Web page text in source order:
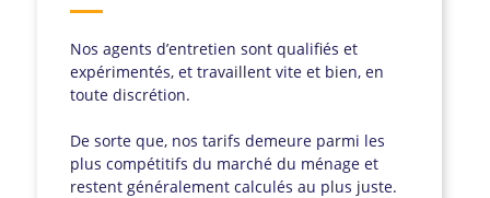
Nos agents d’entretien sont qualifiés et
expérimentés, et travaillent vite et bien, en
toute discrétion.
De sorte que, nos tarifs demeure parmi les
plus compétitifs du marché du ménage et
restent généralement calculés au plus juste.